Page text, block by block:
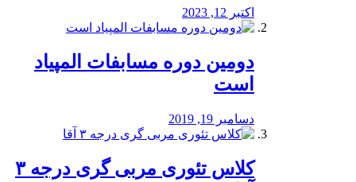
اکتبر 12, 2023
دومین دوره مسابفات المپیاد
است
دسامبر 19, 2019
کلاس تئوری مربی گری درجه ۳